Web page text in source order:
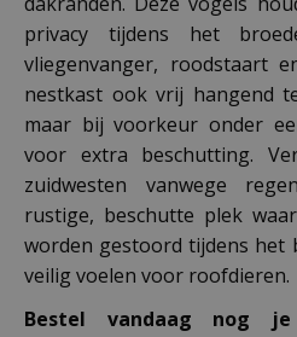
privacy tijdens het
vliegenvanger, roodstaart
nestkast ook vrij hangend
maar bij voorkeur onder
voor extra beschutting.
zuidwesten vanwege
rustige, beschutte plek
worden gestoord tijdens het
veilig voelen voor roofdieren.
Bestel vandaag nog